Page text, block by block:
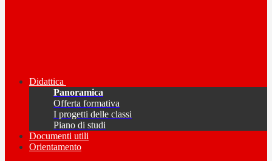
Didattica
Panoramica
Offerta formativa
I progetti delle classi
Piano di studi
Documenti utili
Orientamento